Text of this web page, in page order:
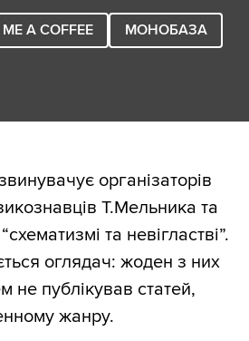
A COFFEE
МОНОБАЗА
організаторів
Т.Мельника та
та невігластві”.
оглядач: жоден з них
не публікував статей,
жанру.